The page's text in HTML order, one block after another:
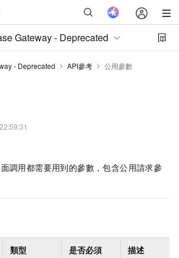
Gateway - Deprecated
- Deprecated API參考 公用參數
調用都需要用到的參數，包含公用請求參
類型 是否必須 描述